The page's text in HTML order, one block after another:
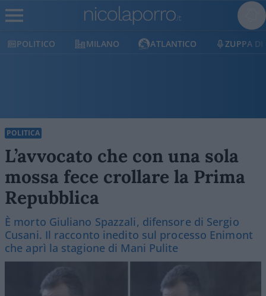
POLITICO MILANO ATLANTICO ZUPPA DI
POLITICA
L’avvocato che con una sola
mossa fece crollare la Prima
Repubblica
È morto Giuliano Spazzali, difensore di Sergio
Cusani. Il racconto inedito sul processo Enimont
che aprì la stagione di Mani Pulite